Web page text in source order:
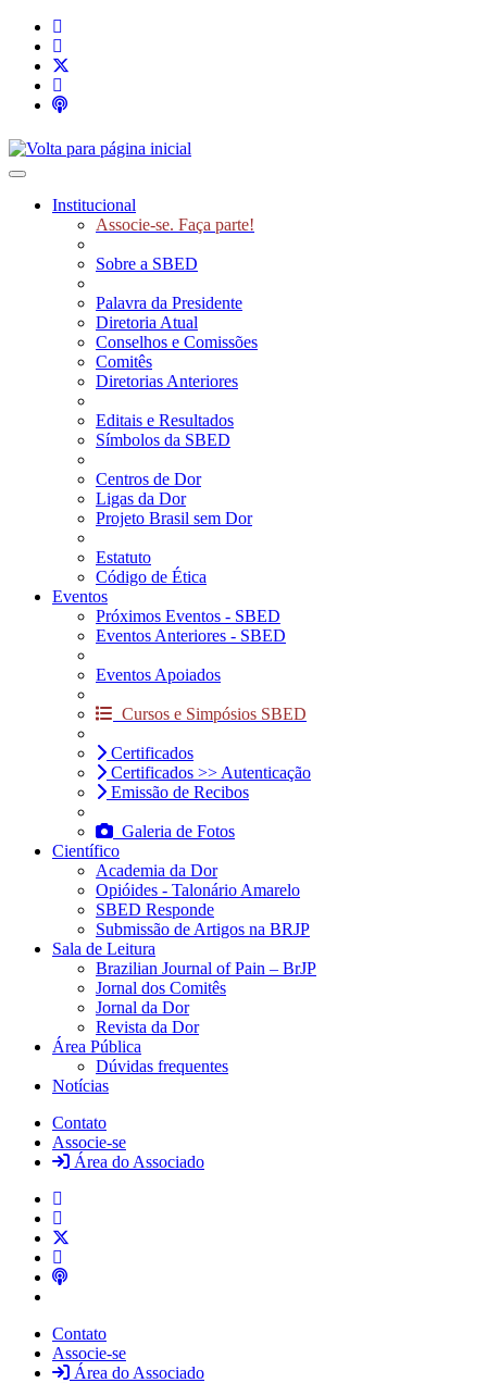
Toggle navigation
Institucional
Associe-se. Faça parte!
Sobre a SBED
Palavra da Presidente
Diretoria Atual
Conselhos e Comissões
Comitês
Diretorias Anteriores
Editais e Resultados
Símbolos da SBED
Centros de Dor
Ligas da Dor
Projeto Brasil sem Dor
Estatuto
Código de Ética
Eventos
Próximos Eventos - SBED
Eventos Anteriores - SBED
Eventos Apoiados
Cursos e Simpósios SBED
Certificados
Certificados >> Autenticação
Emissão de Recibos
Galeria de Fotos
Científico
Academia da Dor
Opióides - Talonário Amarelo
SBED Responde
Submissão de Artigos na BRJP
Sala de Leitura
Brazilian Journal of Pain – BrJP
Jornal dos Comitês
Jornal da Dor
Revista da Dor
Área Pública
Dúvidas frequentes
Notícias
Contato
Associe-se
Área do Associado
Contato
Associe-se
Área do Associado